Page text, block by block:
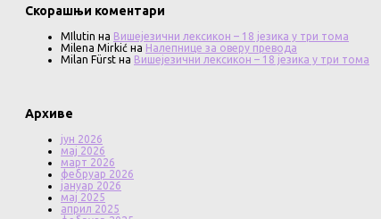
Скорашњи коментари
MIlutin на Вишејезични лексикон – 18 језика у три тома
Milena Mirkić на Налепнице за оверу превода
Milan Fürst на Вишејезични лексикон – 18 језика у три тома
Архиве
јун 2026
мај 2026
март 2026
фебруар 2026
јануар 2026
мај 2025
април 2025